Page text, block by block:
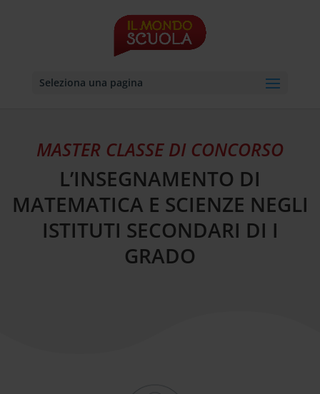
Seleziona una pagina
MASTER CLASSE DI CONCORSO
L’INSEGNAMENTO DI
MATEMATICA E SCIENZE NEGLI
ISTITUTI SECONDARI DI I
GRADO